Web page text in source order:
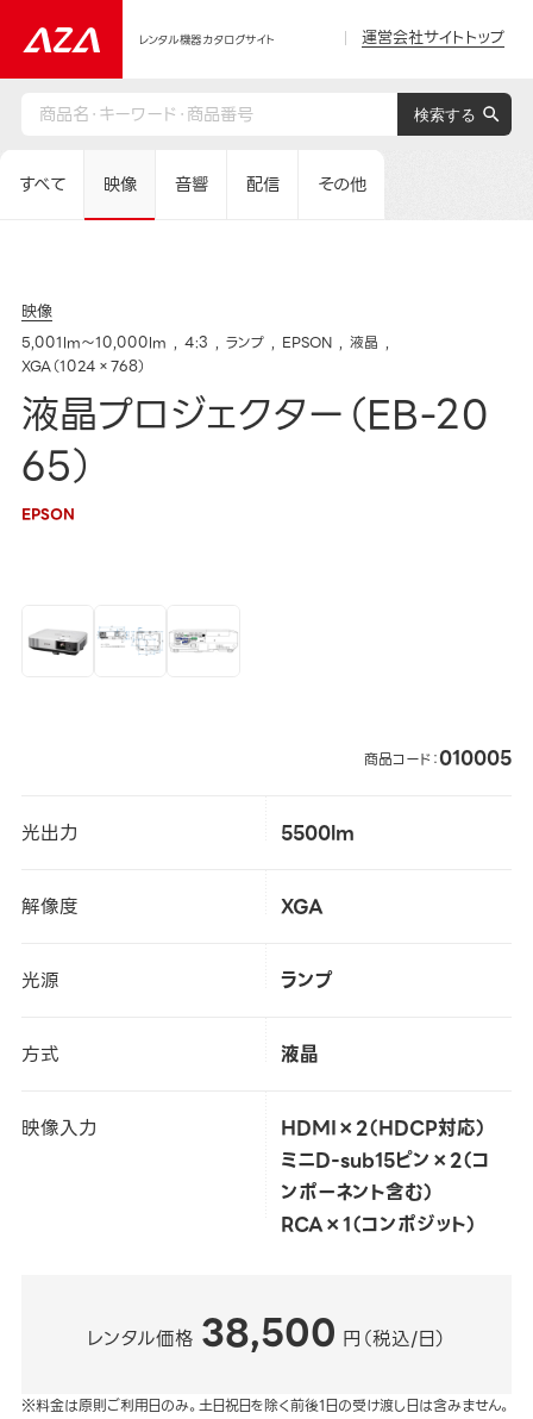
レンタル機器カタログサイト 運営会社サイトトップ
すべて 映像 音響 配信 その他
映像
5,001lm～10,000lm 4:3 ランプ EPSON
液晶
XGA（1024×768）
液晶プロジェクター（EB-20
65）
EPSON
商品コード：010005
光出力 5500lm
解像度 XGA
光源 ランプ
方式 液晶
映像入力
HDMI×2（HDCP対応）
ミニD-sub15ピン×2（コ
ンポーネント含む）
RCA×1（コンポジット）
レンタル価格 38,500 円（税込/日）
※料金は原則ご利用日のみ。土日祝日を除く前後1日の受け渡し日は含みません。